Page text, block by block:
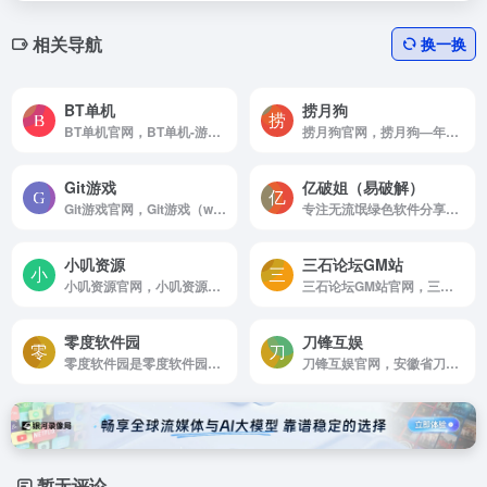
相关导航 换一换
BT单机
BT单机官网，BT单机-游戏仓库是一家专业PC单机游戏资源整合网站，为单机玩家提供电脑单机游戏免费下载，每日持续稳定更新ing
捞月狗
捞月狗官网，捞月狗—年轻人优选的新型娱乐互动平台，在这里你可以找到灵魂伴侣的互动语音聊天室，展现才艺及游戏天分的个人聊天室，与你共同游戏的游戏大神，打发寂寞时光的娱乐陪练。
Git游戏
Git游戏官网，Git游戏（www，gityx，com）旨在发现GitHub上面好玩的 Html网页游戏，然后收录过来，进行汉化，方便中文区玩家进行游戏。
亿破姐（易破解）
专注无流氓绿色软件分享、游戏下载、电脑技术、经验教程为一体的站点 ypojie.com
小叽资源
小叽资源官网，小叽资源是一个免费的单机游戏下载站，提供丰富的游戏资源和详细的游戏介绍。我们致力于为玩家提供一条龙服务，让你体验到正版游戏无法给予的特殊体验。收藏小叽资源，畅玩无限乐趣！
三石论坛GM站
三石论坛GM站官网，三石论坛官网，三石论坛gm，三石gm站，三石gm，免费GM游戏，好玩有趣的GM游戏，视频，图片等有趣事物分享交流网站
零度软件园
零度软件园是零度软件园是国内有名的老牌...
刀锋互娱
刀锋互娱官网，安徽省刀锋网络科技有限公司是是国内知名的游戏服务全产业链的企业，集游戏体验，账号租赁，几大主营业务为一体的个人游戏服务企业，并于完成数千万美元A轮，A+轮融资，估值5个亿。